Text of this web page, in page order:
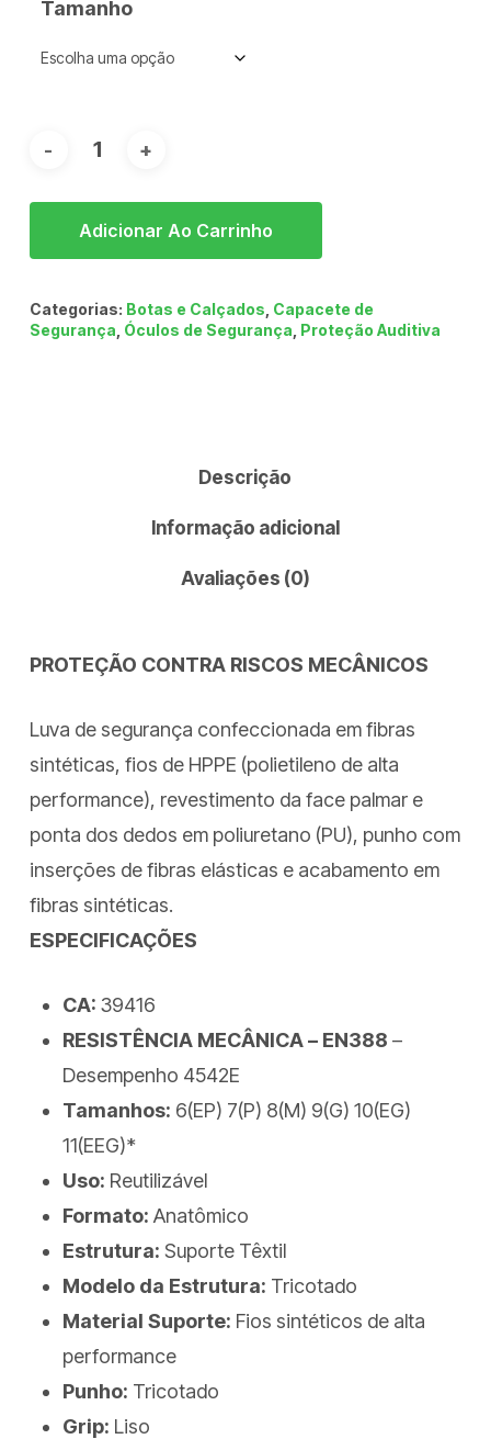
Tamanho
Adicionar Ao Carrinho
Categorias: Botas e Calçados Capacete de
Segurança Óculos de Segurança Proteção Auditiva
Descrição
Informação adicional
Avaliações (0)
PROTEÇÃO CONTRA RISCOS MECÂNICOS
Luva de segurança confeccionada em fibras
sintéticas, fios de HPPE (polietileno de alta
performance), revestimento da face palmar e
ponta dos dedos em poliuretano (PU), punho com
inserções de fibras elásticas e acabamento em
fibras sintéticas.
ESPECIFICAÇÕES
CA: 39416
RESISTÊNCIA MECÂNICA – EN388 –
Desempenho 4542E
Tamanhos: 6(EP) 7(P) 8(M) 9(G) 10(EG)
11(EEG)*
Uso: Reutilizável
Formato: Anatômico
Estrutura: Suporte Têxtil
Modelo da Estrutura: Tricotado
Material Suporte: Fios sintéticos de alta
performance
Punho: Tricotado
Grip: Liso